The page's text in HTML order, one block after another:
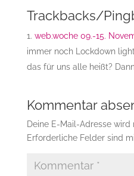
Trackbacks/
web.woche 09.-15.
immer noch Lockdown
das für uns alle heißt?
Kommentar
Deine E-Mail-Adresse wird
Erforderliche Felder sind